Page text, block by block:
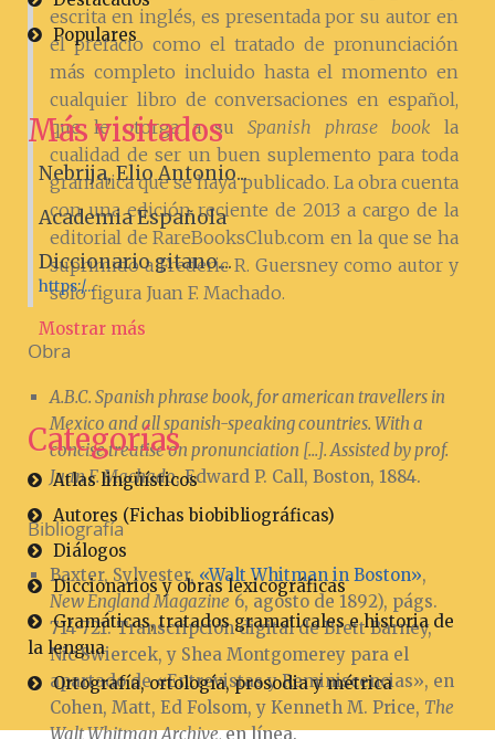
escrita en inglés, es presentada por su autor en
el prefacio como el tratado de pronunciación
más completo incluido hasta el momento en
cualquier libro de conversaciones en español,
que le otorga a suSpanish phrase book la
cualidad de ser un buen suplemento para toda
gramática que se haya publicado. La obra cuenta
con una edición reciente de 2013 a cargo de la
editorial de RareBooksClub.com en la que se ha
suprimido a Frederic R. Guersney como autor y
solo figura Juan F. Machado.
Obra
A.B.C. Spanish phrase book, for american travellers in
Mexico and all spanish-speaking countries. With a
concise treatise on pronunciation [...]. Assisted by prof.
Juan F. Machado, Edward P. Call, Boston, 1884.
Bibliografía
Baxter, Sylvester, «Walt Whitman in Boston»,
New England Magazine 6, agosto de 1892), págs.
714-721. Transcripción digital de Brett Barney,
Nic Swiercek, y Shea Montgomerey para el
apartado de «Entrevistas y Reminiscencias», en
Cohen, Matt, Ed Folsom, y Kenneth M. Price, The
Walt Whitman Archive,en línea.
Populares
Más visitados
Nebrija, Elio Antonio...
Academia Española
Diccionario gitano....
https:/...
Mostrar más
Categorías
Atlas lingüísticos
Autores (Fichas biobibliográficas)
Diálogos
Diccionarios y obras lexicográficas
Gramáticas, tratados gramaticales e historia de
la lengua
Ortografía, ortología, prosodia y métrica